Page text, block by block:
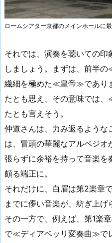
ロームシアター京都のメインホールに
それでは、演奏を聴いての印
しましょう。まずは、前半
繊細を極めた≪皇帝≫であり
たとも思え、その意味では
たとも言えそう。
仲道さんは、力み返るような
は、冒頭の華麗なアルペジ
張らずに余裕を持って音楽を
頗る端正に。
それだけに、白眉は第2楽章
までに儚い音楽が、紡ぎ上げ
その一方で、例えば、第1楽
で≪ディアベッリ変奏曲≫で